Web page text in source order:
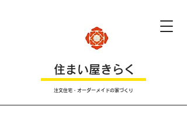
​住まい屋きらく
注文住宅・オーダーメイドの家づくり